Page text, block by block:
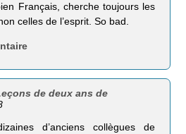
Français, cherche toujours les
celles de l’esprit. So bad.
de deux ans de
d’anciens collègues de